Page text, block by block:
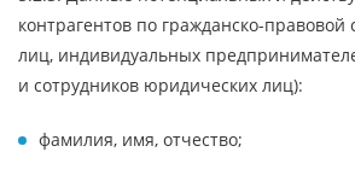
контрагентов по гражданско-правовой
лиц, индивидуальных
и сотрудников юридических лиц):
фамилия, имя, отчество;